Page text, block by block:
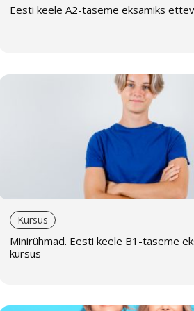
Eripakkumised püsiklientidele.
on muuta
ainult tõhusaks, vaid ka huvitavaks,
aktiivselt õppeprotsessi.
Kas on küsimusi? Võta meiega
Eesti keele А2-taseme eksamiks
Kursus
Minirühmad. Eesti keele В1-taseme
kursus